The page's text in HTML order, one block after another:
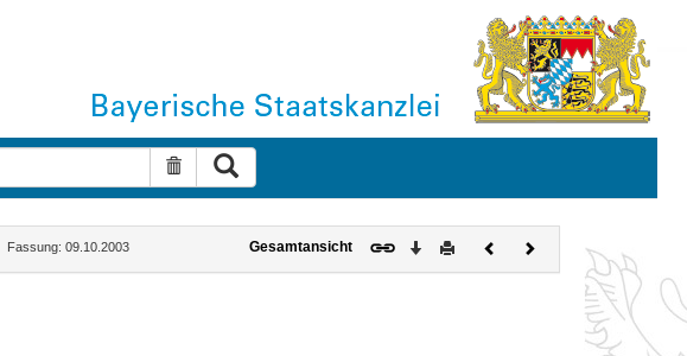
Suche zurücksetzen
Fassung: 09.10.2003 Gesamtansicht Download
DruckenVorherigesNächstes
Dokument